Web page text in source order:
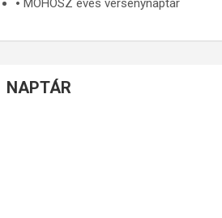
🞄MOHOSZ éves versenynaptár
NAPTÁR